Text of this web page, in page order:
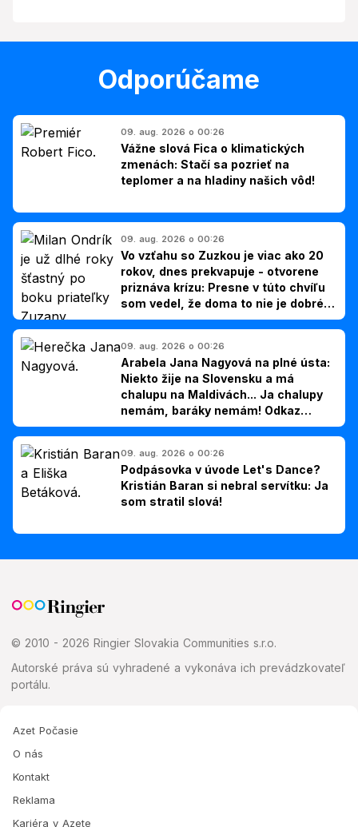
Odporúčame
09. aug. 2026 o 00:26
Vážne slová Fica o klimatických
zmenách: Stačí sa pozrieť na
teplomer a na hladiny našich vôd!
09. aug. 2026 o 00:26
Vo vzťahu so Zuzkou je viac ako 20
rokov, dnes prekvapuje - otvorene
priznáva krízu: Presne v túto chvíľu
som vedel, že doma to nie je dobré,
hovorí Milan Ondrík
09. aug. 2026 o 00:26
Arabela Jana Nagyová na plné ústa:
Niekto žije na Slovensku a má
chalupu na Maldivách... Ja chalupy
nemám, baráky nemám! Odkaz
Slovákom
09. aug. 2026 o 00:26
Podpásovka v úvode Let's Dance?
Kristián Baran si nebral servítku: Ja
som stratil slová!
© 2010 - 2026 Ringier Slovakia Communities s.r.o.
Autorské práva sú vyhradené a vykonáva ich prevádzkovateľ
portálu.
Azet Počasie
O nás
Kontakt
Reklama
Kariéra v Azete